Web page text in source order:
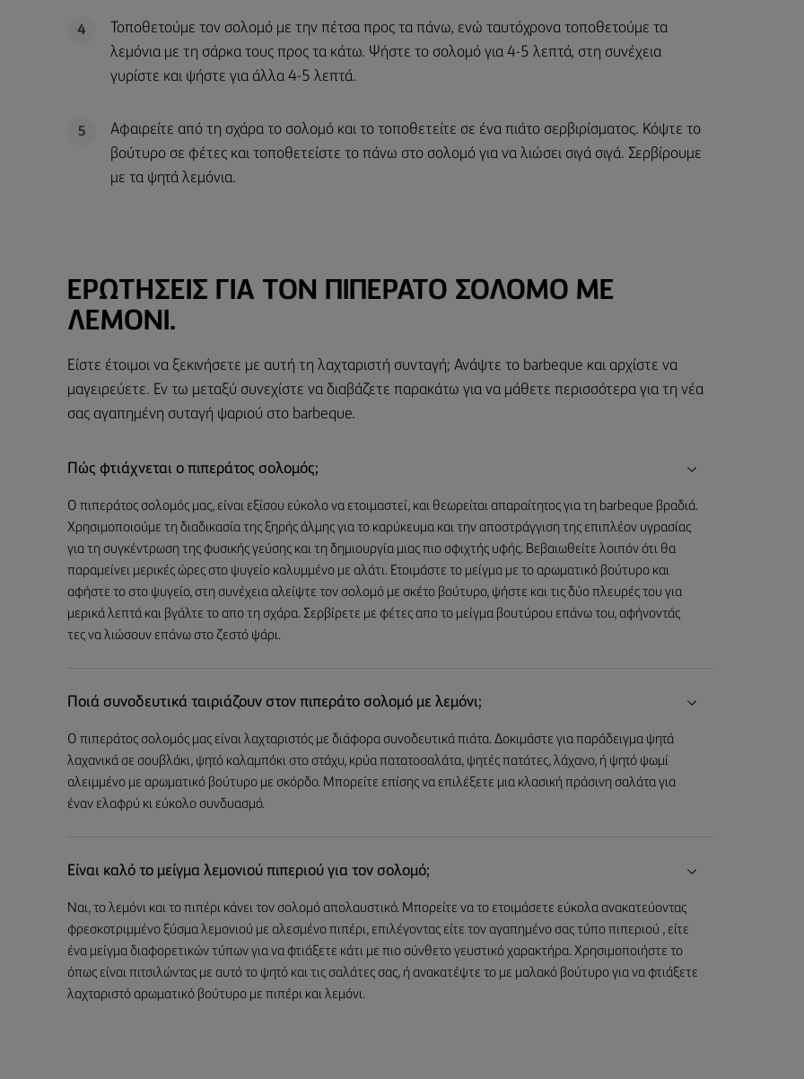
4
Τοποθετούμε τον σολομό με την πέτσα προς τα πάνω, ενώ ταυτόχρονα τοποθετούμε τα
λεμόνια με τη σάρκα τους προς τα κάτω. Ψήστε το σολομό για 4-5 λεπτά, στη συνέχεια
γυρίστε και ψήστε για άλλα 4-5 λεπτά.
5
Αφαιρείτε από τη σχάρα το σολομό και το τοποθετείτε σε ένα πιάτο σερβιρίσματος. Κόψτε το
βούτυρο σε φέτες και τοποθετείστε το πάνω στο σολομό για να λιώσει σιγά σιγά. Σερβίρουμε
με τα ψητά λεμόνια.
ΕΡΩΤΉΣΕΙΣ ΓΙΑ ΤΟΝ ΠΙΠΕΡΆΤΟ ΣΟΛΟΜΌ ΜΕ
ΛΕΜΌΝΙ.
Είστε έτοιμοι να ξεκινήσετε με αυτή τη λαχταριστή συνταγή; Ανάψτε το barbeque και αρχίστε να
μαγειρεύετε. Εν τω μεταξύ συνεχίστε να διαβάζετε παρακάτω για να μάθετε περισσότερα για τη νέα
σας αγαπημένη συταγή ψαριού στο barbeque.
Πώς φτιάχνεται ο πιπεράτος σολομός;
Ο πιπεράτος σολομός μας, είναι εξίσου εύκολο να ετοιμαστεί, και θεωρείται απαραίτητος για τη barbeque βραδιά.
Χρησιμοποιούμε τη διαδικασία της ξηρής άλμης για το καρύκευμα και την αποστράγγιση της επιπλέον υγρασίας
για τη συγκέντρωση της φυσικής γεύσης και τη δημιουργία μιας πιο σφιχτής υφής. Βεβαιωθείτε λοιπόν ότι θα
παραμείνει μερικές ώρες στο ψυγείο καλυμμένο με αλάτι. Ετοιμάστε το μείγμα με το αρωματικό βούτυρο και
αφήστε το στο ψυγείο, στη συνέχεια αλείψτε τον σολομό με σκέτο βούτυρο, ψήστε και τις δύο πλευρές του για
μερικά λεπτά και βγάλτε το απο τη σχάρα. Σερβίρετε με φέτες απο το μείγμα βουτύρου επάνω του, αφήνοντάς
τες να λιώσουν επάνω στο ζεστό ψάρι.
Ποιά συνοδευτικά ταιριάζουν στον πιπεράτο σολομό με λεμόνι;
Ο πιπεράτος σολομός μας είναι λαχταριστός με διάφορα συνοδευτικά πιάτα. Δοκιμάστε για παράδειγμα ψητά
λαχανικά σε σουβλάκι, ψητό καλαμπόκι στο στάχυ, κρύα πατατοσαλάτα, ψητές πατάτες, λάχανο, ή ψητό ψωμί
αλειμμένο με αρωματικό βούτυρο με σκόρδο. Μπορείτε επίσης να επιλέξετε μια κλασική πράσινη σαλάτα για
έναν ελαφρύ κι εύκολο συνδυασμό.
Είναι καλό το μείγμα λεμονιού πιπεριού για τον σολομό;
Ναι, το λεμόνι και το πιπέρι κάνει τον σολομό απολαυστικό. Μπορείτε να το ετοιμάσετε εύκολα ανακατεύοντας
φρεσκοτριμμένο ξύσμα λεμονιού με αλεσμένο πιπέρι, επιλέγοντας είτε τον αγαπημένο σας τύπο πιπεριού , είτε
ένα μείγμα διαφορετικών τύπων για να φτιάξετε κάτι με πιο σύνθετο γευστικό χαρακτήρα. Χρησιμοποιήστε το
όπως είναι πιτσιλώντας με αυτό το ψητό και τις σαλάτες σας, ή ανακατέψτε το με μαλακό βούτυρο για να φτιάξετε
λαχταριστό αρωματικό βούτυρο με πιπέρι και λεμόνι.